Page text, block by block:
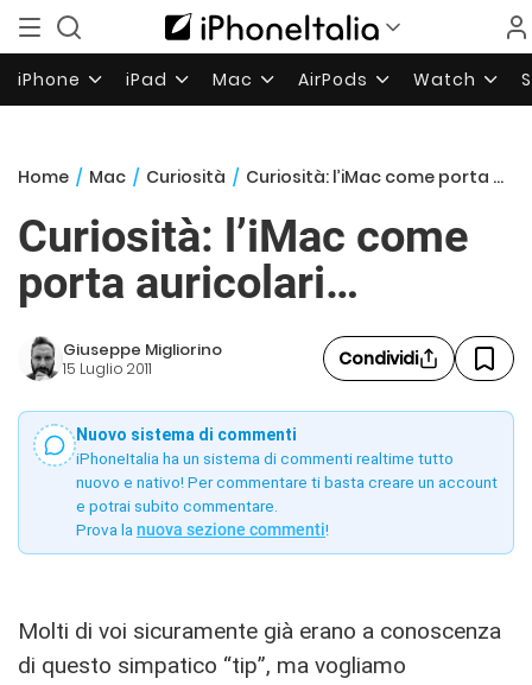
iPhone iPad Mac AirPods Watch
Home / Mac / Curiosità / Curiosità: l’iMac come porta auricolari…
Curiosità: l’iMac come
porta auricolari…
Giuseppe Migliorino
15 Luglio 2011 Condividi
Nuovo sistema di commenti
iPhoneItalia ha un sistema di commenti realtime tutto
nuovo e nativo! Per commentare ti basta creare un account
e potrai subito commentare.
Prova la nuova sezione commenti!
Molti di voi sicuramente già erano a conoscenza
di questo simpatico “tip”, ma vogliamo